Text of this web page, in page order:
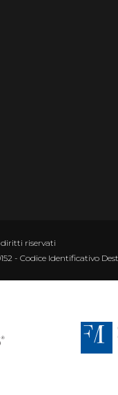
riservati
- Codice Identificativo